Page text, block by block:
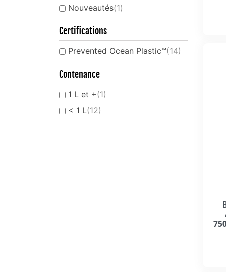
Nouveautés(1)
Certifications
Prevented Ocean Plastic™(14)
Contenance
1 L et +(1)
< 1 L(12)